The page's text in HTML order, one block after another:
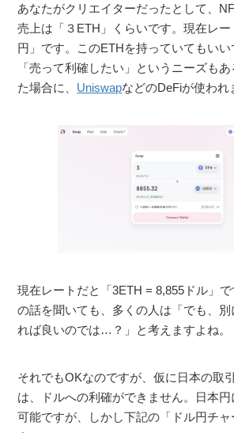
あなたがクリエイターだったとして、
売上は「３ETH」くらいです。現在レ
円」です。このETHを持っていてもいい
「売って利確したい」というニーズも
た場合に、 UniswapなどのDeFiが使われ
現在レートだと「3ETH = 8,855ドル」
の話を聞いても、多くの人は「でも、
れば良いのでは…？」と考えますよね。
それでもOKなのですが、仮に日本の取
は、ドルへの利確ができません。日本
可能ですが、しかし下記の「ドル円チ